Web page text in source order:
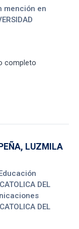
mención en
completo
LUZMILA
DEL
DEL